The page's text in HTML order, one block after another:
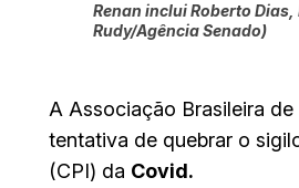
Renan inclui Roberto
Rudy/Agência Senado)
A Associação Brasileira
tentativa de quebrar o
(CPI) da Covid.